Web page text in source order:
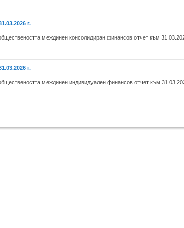
г.
междинен консолидиран финансов отчет към
г.
междинен индивидуален финансов отчет към